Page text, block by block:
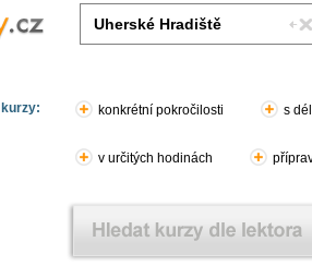
konkrétní pokročilosti s
v určitých hodinách